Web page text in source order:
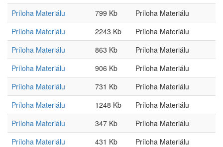
Príloha Materiálu
799 Kb
Príloha Materiálu
Príloha Materiálu
2243 Kb
Príloha Materiálu
Príloha Materiálu
863 Kb
Príloha Materiálu
Príloha Materiálu
906 Kb
Príloha Materiálu
Príloha Materiálu
731 Kb
Príloha Materiálu
Príloha Materiálu
1248 Kb
Príloha Materiálu
Príloha Materiálu
347 Kb
Príloha Materiálu
Príloha Materiálu
431 Kb Príloha Materiálu